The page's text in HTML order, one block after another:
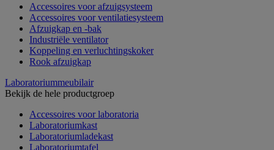
Accessoires voor afzuigsysteem
Accessoires voor ventilatiesysteem
Afzuigkap en -bak
Industriële ventilator
Koppeling en verluchtingskoker
Rook afzuigkap
Laboratoriummeubilair
Bekijk de hele productgroep
Accessoires voor laboratoria
Laboratoriumkast
Laboratoriumladekast
Laboratoriumtafel